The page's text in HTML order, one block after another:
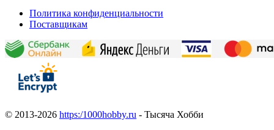
Политика конфиденциальности
Поставщикам
© 2013-2026 https:/1000hobby.ru - Тысяча Хобби